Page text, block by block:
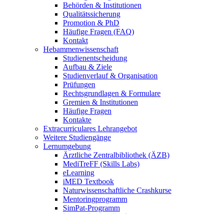
Behörden & Institutionen
Qualitätssicherung
Promotion & PhD
Häufige Fragen (FAQ)
Kontakt
Hebammenwissenschaft
Studienentscheidung
Aufbau & Ziele
Studienverlauf & Organisation
Prüfungen
Rechtsgrundlagen & Formulare
Gremien & Institutionen
Häufige Fragen
Kontakte
Extracurriculares Lehrangebot
Weitere Studiengänge
Lernumgebung
Ärztliche Zentralbibliothek (ÄZB)
MediTreFF (Skills Labs)
eLearning
iMED Textbook
Naturwissenschaftliche Crashkurse
Mentoringprogramm
SimPat-Programm